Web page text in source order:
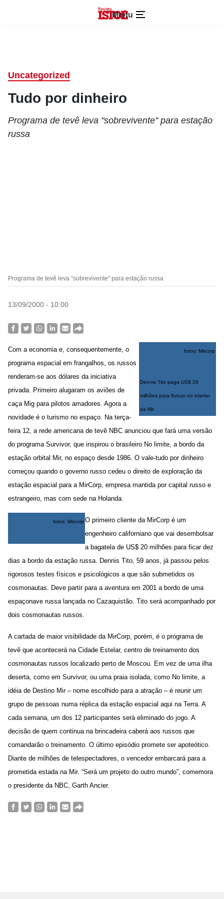
Menu
Uncategorized
Tudo por dinheiro
Programa de tevê leva "sobrevivente" para estação
russa
Programa de tevê leva "sobrevivente" para estação russa
13/09/2000 - 10:00
fotos: Mircorp
Dennis Tito paga US$ 20
milhões para flutuar no interior
da Mir
Com a economia e, consequentemente, o
programa espacial em frangalhos, os russos
renderam-se aos dólares da iniciativa
privada. Primeiro alugaram os aviões de
caça Mig para pilotos amadores. Agora a
novidade é o turismo no espaço. Na terça-
feira 12, a rede americana de tevê NBC anunciou que fará uma versão
do programa Survivor, que inspirou o brasileiro No limite, a bordo da
estação orbital Mir, no espaço desde 1986. O vale-tudo por dinheiro
começou quando o governo russo cedeu o direito de exploração da
estação espacial para a MirCorp, empresa mantida por capital russo e
estrangeiro, mas com sede na Holanda.
fotos: Mircorp O primeiro cliente da MirCorp é um
engenheiro californiano que vai desembolsar
a bagatela de US$ 20 milhões para ficar dez
dias a bordo da estação russa. Dennis Tito, 59 anos, já passou pelos
rigorosos testes físicos e psicológicos a que são submetidos os
cosmonautas. Deve partir para a aventura em 2001 a bordo de uma
espaçonave russa lançada no Cazaquistão. Tito será acompanhado por
dois cosmonautas russos.
A cartada de maior visibilidade da MirCorp, porém, é o programa de
tevê que acontecerá na Cidade Estelar, centro de treinamento dos
cosmonautas russos localizado perto de Moscou. Em vez de uma ilha
deserta, como em Survivor, ou uma praia isolada, como No limite, a
idéia de Destino Mir – nome escolhido para a atração – é reunir um
grupo de pessoas numa réplica da estação espacial aqui na Terra. A
cada semana, um dos 12 participantes será eliminado do jogo. A
decisão de quem continua na brincadeira caberá aos russos que
comandarão o treinamento. O último episódio promete ser apoteótico.
Diante de milhões de telespectadores, o vencedor embarcará para a
prometida estada na Mir. “Será um projeto do outro mundo”, comemora
o presidente da NBC, Garth Ancier.